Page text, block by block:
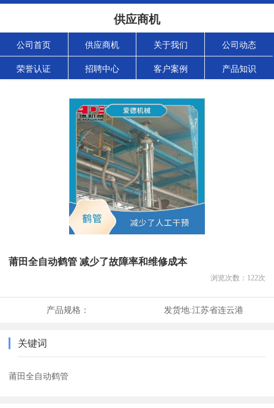
供应商机
公司首页 供应商机 关于我们 公司动态
荣誉认证 招聘中心 客户案例 产品知识
莆田全自动鹤管 减少了故障率和维修成本
浏览次数： 122次
产品规格： 发货地:江苏省连云港
关键词
莆田全自动鹤管